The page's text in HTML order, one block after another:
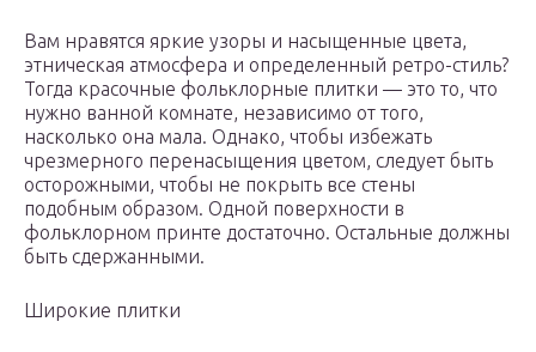
Вам нравятся яркие узоры и насыщенные цвета,
этническая атмосфера и определенный ретро-стиль?
Тогда красочные фольклорные плитки — это то, что
нужно ванной комнате, независимо от того,
насколько она мала. Однако, чтобы избежать
чрезмерного перенасыщения цветом, следует быть
осторожными, чтобы не покрыть все стены
подобным образом. Одной поверхности в
фольклорном принте достаточно. Остальные должны
быть сдержанными.
Широкие плитки